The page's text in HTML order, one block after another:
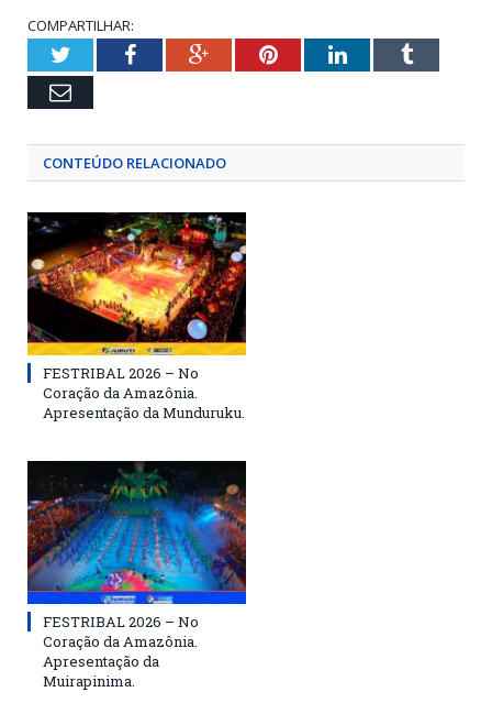
COMPARTILHAR:
TwitterFacebookGoogle+PinterestLinkedInTumblr
Email
CONTEÚDO RELACIONADO
FESTRIBAL 2026 – No
Coração da Amazônia.
Apresentação da Munduruku.
FESTRIBAL 2026 – No
Coração da Amazônia.
Apresentação da
Muirapinima.